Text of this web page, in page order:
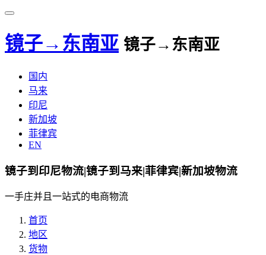
镜子→东南亚 镜子→东南亚
国内
马来
印尼
新加坡
菲律宾
EN
镜子到印尼物流|镜子到马来|菲律宾|新加坡物流
一手庄并且一站式的电商物流
首页
地区
货物